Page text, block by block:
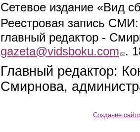
Сетевое издание «Вид
Реестровая запись СМИ:
главный редактор -
gazeta@vidsboku.com (link
.
Главный редактор:
Смирнова,
Создание